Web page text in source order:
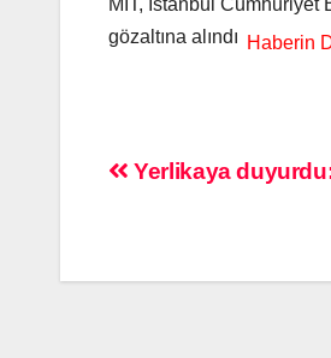
MİT, İstanbul Cumhuriyet
gözaltına alındı
Yerlikaya